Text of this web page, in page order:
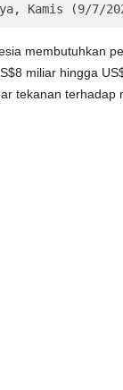
Kamis (9/7/
membutuhkan
miliar hingga
tekanan terhadap